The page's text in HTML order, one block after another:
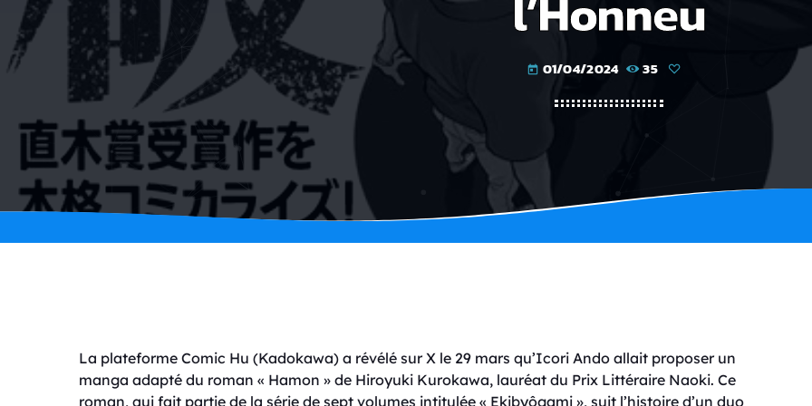
today 01/04/2024 35
La plateforme Comic Hu (Kadokawa) a révélé sur X le 29 mars qu’Icori Ando allait proposer un
manga adapté du roman « Hamon » de Hiroyuki Kurokawa, lauréat du Prix Littéraire Naoki. Ce
roman, qui fait partie de la série de sept volumes intitulée « Ekibyôgami », suit l’histoire d’un duo